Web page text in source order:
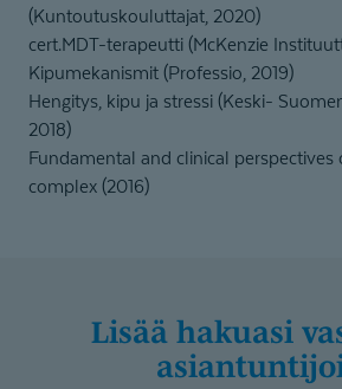
(Kuntoutuskouluttajat, 2020)
cert.MDT-terapeutti (McKenzie
Kipumekanismit (Professio, 2019)
Hengitys, kipu ja stressi (Keski-
2018)
Fundamental and clinical
complex (2016)
Lisää hakuasi vastaavia